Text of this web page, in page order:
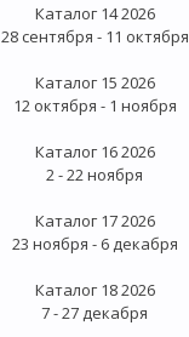
Каталог 14 2026
28 сентября - 11 октября
Каталог 15 2026
12 октября - 1 ноября
Каталог 16 2026
2 - 22 ноября
Каталог 17 2026
23 ноября - 6 декабря
Каталог 18 2026
7 - 27 декабря